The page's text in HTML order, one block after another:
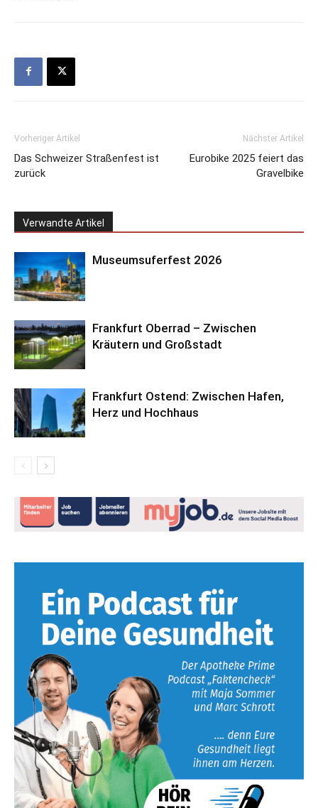
Vorheriger Artikel
Das Schweizer Straßenfest ist
zurück
Nächster Artikel
Eurobike 2025 feiert das
Gravelbike
Verwandte Artikel
Museumsuferfest 2026
Frankfurt Oberrad – Zwischen
Kräutern und Großstadt
Frankfurt Ostend: Zwischen Hafen,
Herz und Hochhaus